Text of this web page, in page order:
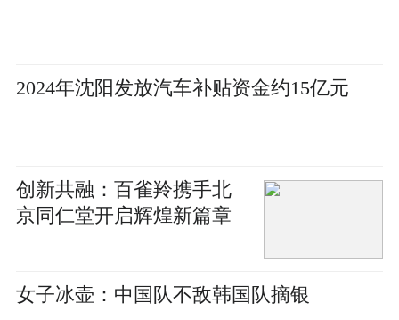
2024年沈阳发放汽车补贴资金约15亿元
创新共融：百雀羚携手北
京同仁堂开启辉煌新篇章
女子冰壶：中国队不敌韩国队摘银